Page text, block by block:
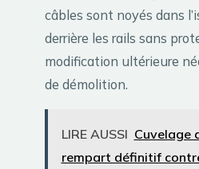
câbles sont noyés dans
derrière les rails sans
modification ultérieure
de démolition.
LIRE AUSSI Cuvelage
rempart définitif